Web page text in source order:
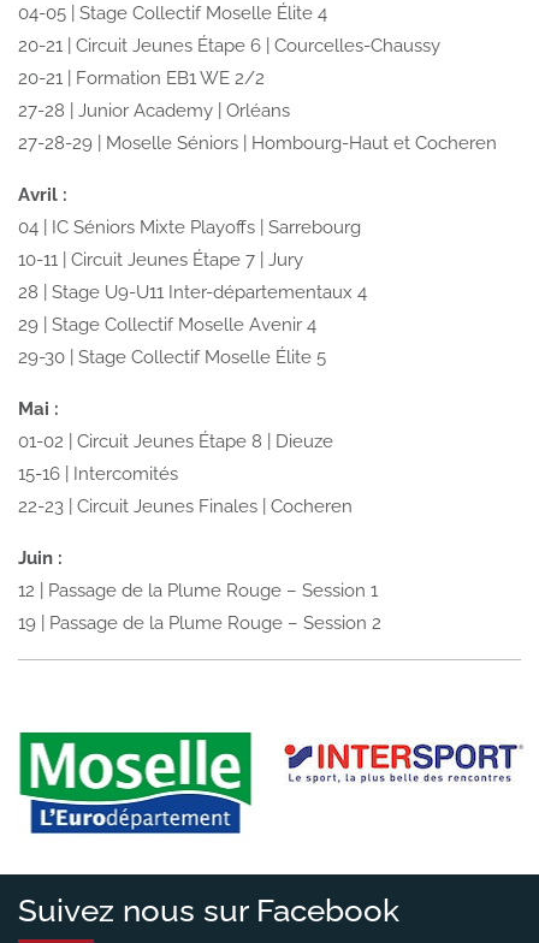
04-05 | Stage Collectif Moselle Élite 4
20-21 | Circuit Jeunes Étape 6 | Courcelles-Chaussy
20-21 | Formation EB1 WE 2/2
27-28 | Junior Academy | Orléans
27-28-29 | Moselle Séniors | Hombourg-Haut et Cocheren
Avril :
04 | IC Séniors Mixte Playoffs | Sarrebourg
10-11 | Circuit Jeunes Étape 7 | Jury
28 | Stage U9-U11 Inter-départementaux 4
29 | Stage Collectif Moselle Avenir 4
29-30 | Stage Collectif Moselle Élite 5
Mai :
01-02 | Circuit Jeunes Étape 8 | Dieuze
15-16 | Intercomités
22-23 | Circuit Jeunes Finales | Cocheren
Juin :
12 | Passage de la Plume Rouge – Session 1
19 | Passage de la Plume Rouge – Session 2
Suivez nous sur Facebook